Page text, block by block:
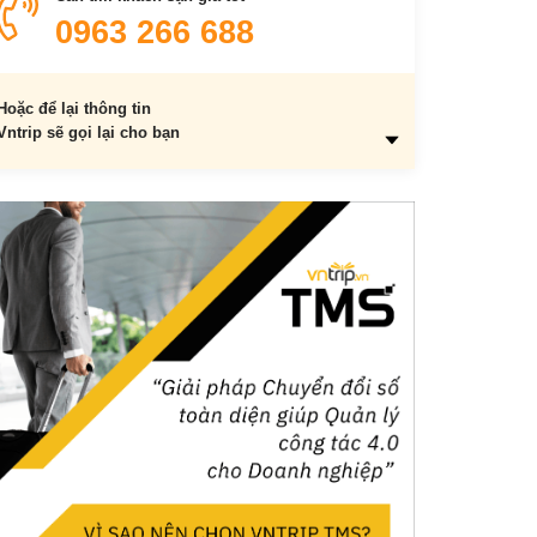
0963 266 688
để lại thông tin
sẽ gọi lại cho bạn